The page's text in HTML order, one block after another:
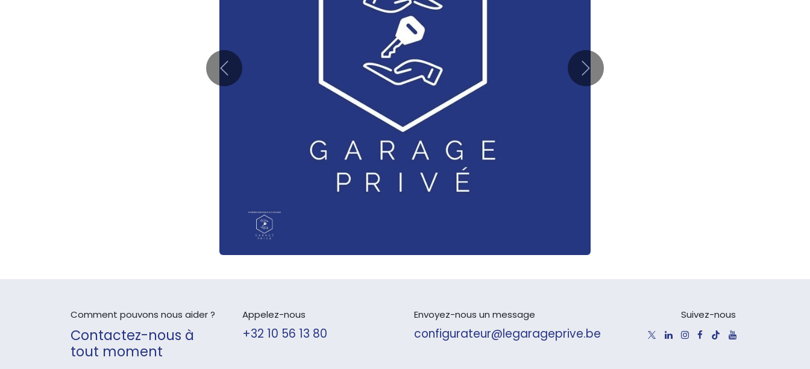
Précédent Suivant
Comment pouvons nous aider ?
Contactez-nous à
tout moment
Appelez-nous
+32 10 56 13 80
Envoyez-nous un message
configurateur@legarageprive.be
Suivez-nous